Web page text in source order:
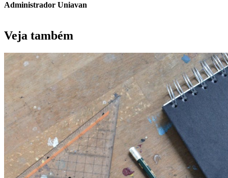
Administrador Uniavan
Veja também